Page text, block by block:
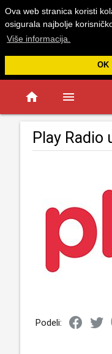
Ova web stranica koristi
osigurala najbolje
Više informacija.
OK
home menu
Play Radio
Podeli: